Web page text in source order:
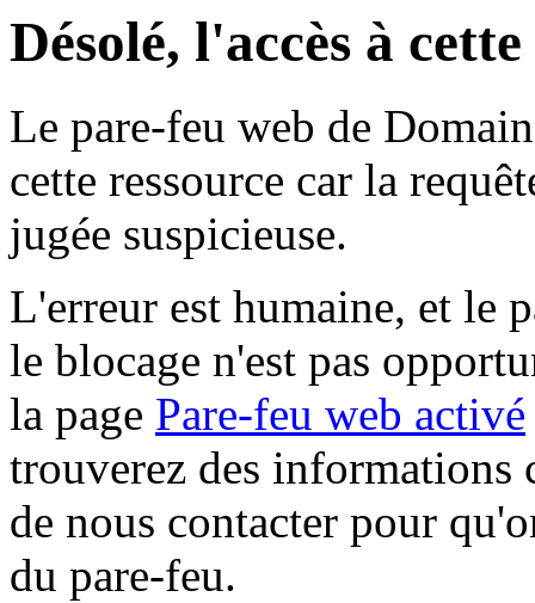
Désolé, l'accès à
Le pare-feu web de
cette ressource car la
jugée suspicieuse.
L'erreur est humaine, et le
le blocage n'est pas
la page Pare-feu web activé
trouverez des informations
de nous contacter pour
du pare-feu.